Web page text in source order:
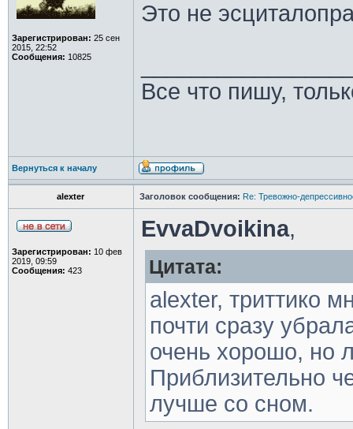
Зарегистрирован: 25 сен
2015, 22:52
Сообщения: 10825
Это не
Все что пишу,
Вернуться к началу
alexter Заголовок сообщения: Re: Тревожно-
Зарегистрирован: 10 фев
2019, 09:59
Сообщения: 423
EvvaDvoikina,
Цитата:
alexter, триттико
почти сразу
очень хорошо, но
Приблизительно
лучше со сном.